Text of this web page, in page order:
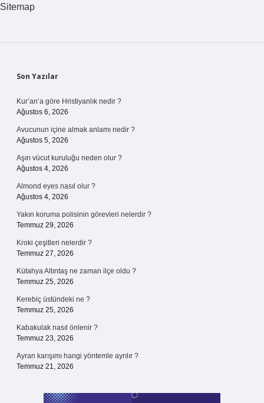
Sitemap
Sidebar
Son Yazılar
Kur’an’a göre Hristiyanlık nedir ?
Ağustos 6, 2026
Avucunun içine almak anlamı nedir ?
Ağustos 5, 2026
Aşırı vücut kuruluğu neden olur ?
Ağustos 4, 2026
Almond eyes nasıl olur ?
Ağustos 4, 2026
Yakın koruma polisinin görevleri nelerdir ?
Temmuz 29, 2026
Kroki çeşitleri nelerdir ?
Temmuz 27, 2026
Kütahya Altıntaş ne zaman ilçe oldu ?
Temmuz 25, 2026
Kerebiç üstündeki ne ?
Temmuz 25, 2026
Kabakulak nasıl önlenir ?
Temmuz 23, 2026
Ayran karışımı hangi yöntemle ayrılır ?
Temmuz 21, 2026